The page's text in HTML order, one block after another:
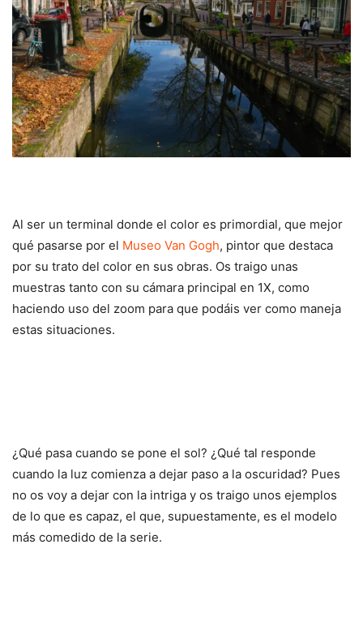
Al ser un terminal donde el color es primordial, que mejor
qué pasarse por el Museo Van Gogh, pintor que destaca
por su trato del color en sus obras. Os traigo unas
muestras tanto con su cámara principal en 1X, como
haciendo uso del zoom para que podáis ver como maneja
estas situaciones.
¿Qué pasa cuando se pone el sol? ¿Qué tal responde
cuando la luz comienza a dejar paso a la oscuridad? Pues
no os voy a dejar con la intriga y os traigo unos ejemplos
de lo que es capaz, el que, supuestamente, es el modelo
más comedido de la serie.